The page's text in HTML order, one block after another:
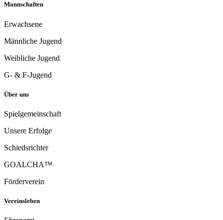
Mannschaften
Erwachsene
Männliche Jugend
Weibliche Jugend
G- & F-Jugend
Über uns
Spielgemeinschaft
Unsere Erfolge
Schiedsrichter
GOALCHA™
Förderverein
Vereinsleben